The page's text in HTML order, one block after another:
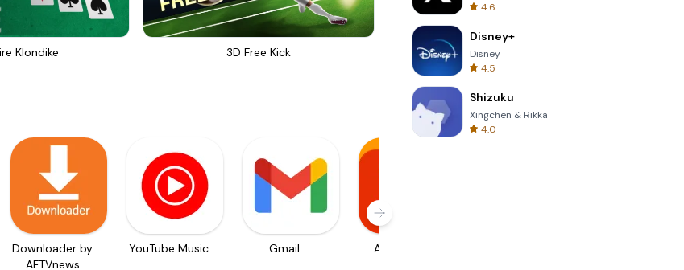
Klondike 3D Free Kick 8 Ball Billiards Classic
Downloader by
AFTVnews
YouTube Music Gmail AliExpress
4.6
Disney+
Disney
4.5
Shizuku
Xingchen & Rikka
4.0